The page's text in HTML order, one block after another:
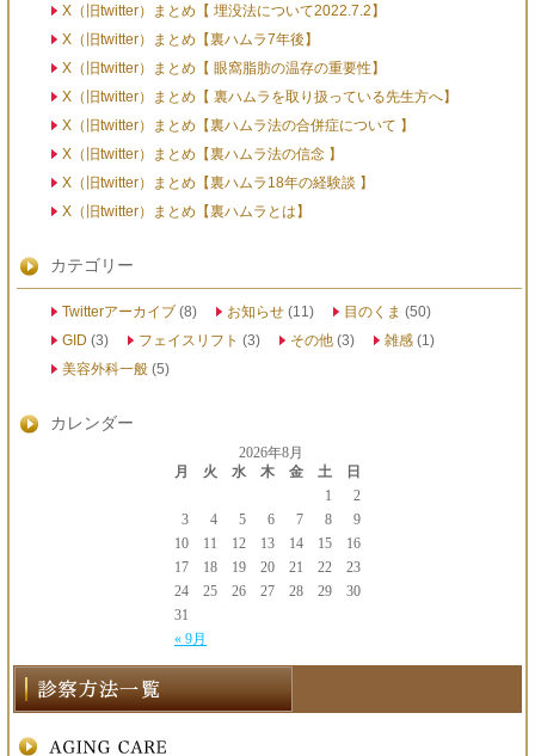
X（旧twitter）まとめ【 埋没法について2022.7.2】
X（旧twitter）まとめ【裏ハムラ7年後】
X（旧twitter）まとめ【 眼窩脂肪の温存の重要性】
X（旧twitter）まとめ【 裏ハムラを取り扱っている先生方へ】
X（旧twitter）まとめ【裏ハムラ法の合併症について 】
X（旧twitter）まとめ【裏ハムラ法の信念 】
X（旧twitter）まとめ【裏ハムラ18年の経験談 】
X（旧twitter）まとめ【裏ハムラとは】
カテゴリー
Twitterアーカイブ (8) お知らせ (11) 目のくま (50)
GID (3) フェイスリフト (3) その他 (3) 雑感 (1)
美容外科一般 (5)
カレンダー
2026年8月
月
火 水 木 金 土 日
« 9月
1
2
3
4 5 6 7 8
9
10
11 12 13 14 15
16
17
18 19 20 21 22
23
24
25 26 27 28 29
30
31